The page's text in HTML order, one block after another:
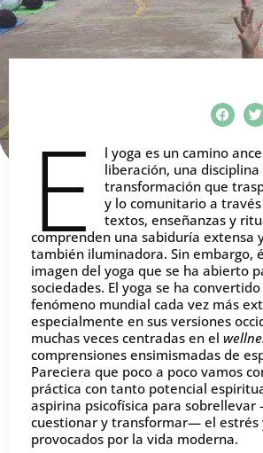
E
l yoga es un camino
liberación, una disciplina
transformación que
y lo comunitario a
textos, enseñanzas y
comprenden una sabiduría extensa
también iluminadora. Sin embargo,
imagen del yoga que se ha abierto
sociedades. El yoga se ha
fenómeno mundial cada vez más
especialmente en sus versiones
muchas veces centradas en el
comprensiones ensimismadas de
Pareciera que poco a poco vamos
práctica con tanto potencial
aspirina psicofísica para
cuestionar y transformar— el estrés
provocados por la vida moderna.